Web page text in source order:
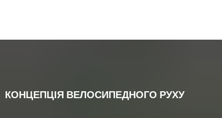
Deutsch
КОНЦЕПЦІЯ ВЕЛОСИПЕДНОГО РУХУ